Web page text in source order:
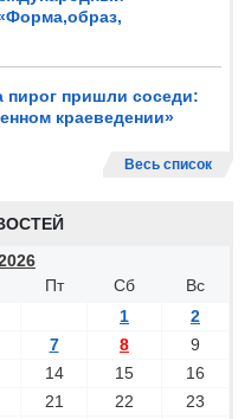
пирог пришли соседи:
краеведении»
Весь список
Пт Сб
Вс
1
2
7 8
9
14 15
16
21 22
23